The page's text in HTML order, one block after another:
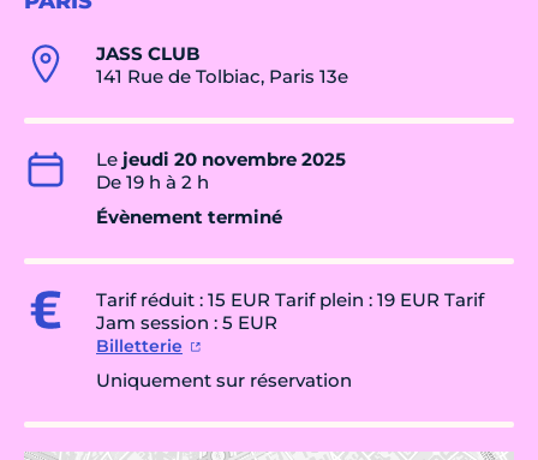
JASS CLUB
141 Rue de Tolbiac, Paris 13e
Le jeudi 20 novembre 2025
De 19 h à 2 h
Évènement terminé
Tarif réduit : 15 EUR Tarif plein : 19 EUR Tarif
Jam session : 5 EUR
Billetterie
Uniquement sur réservation